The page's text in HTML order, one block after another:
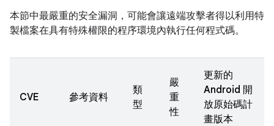
本節中最嚴重的安全漏洞，可能會讓遠端攻擊者得以利用特
製檔案在具有特殊權限的程序環境內執行任何程式碼。
CVE 參考資料
類
型
嚴
重
性
更新的
Android 開
放原始碼計
畫版本